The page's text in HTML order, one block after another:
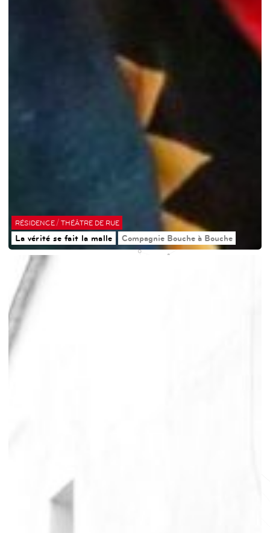
RÉSIDENCE /THÉÂTRE DE RUE
La vérité se fait la malle Compagnie Bouche à Bouche